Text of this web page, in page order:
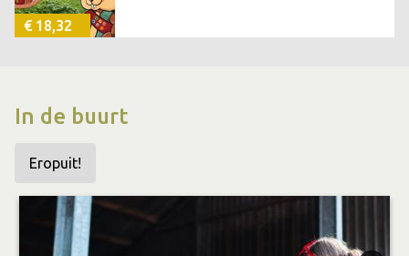
€ 18,32
In de buurt
Eropuit!